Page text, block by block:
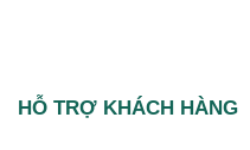
HỖ TRỢ KHÁCH HÀNG